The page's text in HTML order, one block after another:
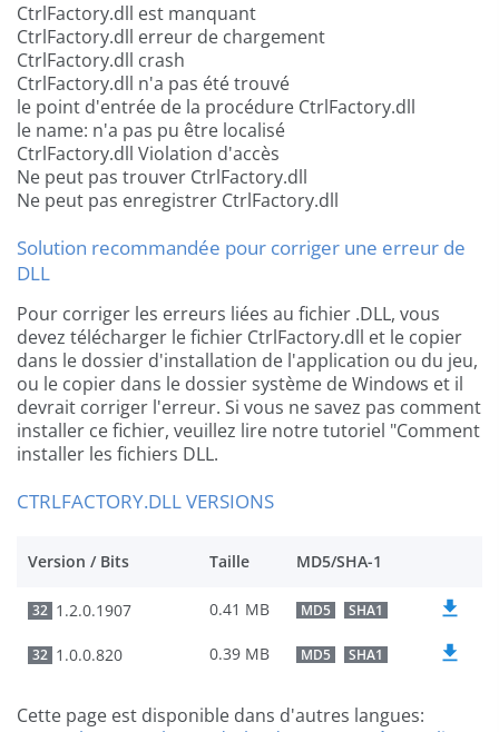
CtrlFactory.dll est manquant
CtrlFactory.dll erreur de chargement
CtrlFactory.dll crash
CtrlFactory.dll n'a pas été trouvé
le point d'entrée de la procédure CtrlFactory.dll
le name: n'a pas pu être localisé
CtrlFactory.dll Violation d'accès
Ne peut pas trouver CtrlFactory.dll
Ne peut pas enregistrer CtrlFactory.dll
Solution recommandée pour corriger une erreur de
DLL
Pour corriger les erreurs liées au fichier .DLL, vous
devez télécharger le fichier CtrlFactory.dll et le copier
dans le dossier d'installation de l'application ou du jeu,
ou le copier dans le dossier système de Windows et il
devrait corriger l'erreur. Si vous ne savez pas comment
installer ce fichier, veuillez lire notre tutoriel "Comment
installer les fichiers DLL.
CTRLFACTORY.DLL VERSIONS
Version / Bits Taille MD5/SHA-1
32 1.2.0.1907 0.41 MB MD5 SHA1
32 1.0.0.820 0.39 MB MD5 SHA1
Cette page est disponible dans d'autres langues: